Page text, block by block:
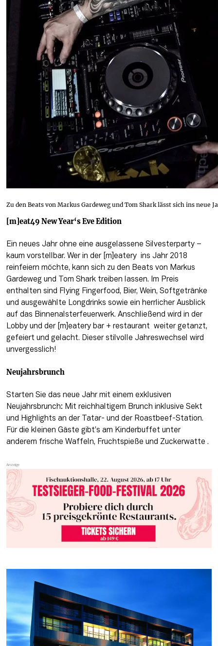
Zu den Beats von Markus Gardeweg und Tom Shark lässt sich ins neue
[m]eat49 New Year‘s Eve Edition
Ein neues Jahr ohne eine ausgelassene Silvesterparty –
kaum vorstellbar. Wer in der [m]eatery  ins Jahr 2018
reinfeiern möchte, kann sich zu den Beats von Markus
Gardeweg und Tom Shark treiben lassen. Im Preis
enthalten sind Flying Fingerfood, Bier, Wein, Softgetränke
und ausgewählte Longdrinks sowie ein herrlicher Ausblick
auf das Binnenalsterfeuerwerk. Anschließend wird in der
Lobby und der [m]eatery bar + restaurant  weiter getanzt,
gefeiert und gelacht. Dieser stilvolle Jahreswechsel wird
unvergesslich!
Neujahrsbrunch
Starten Sie das neue Jahr mit einem exklusiven
Neujahrsbrunch: Mit reichhaltigem Brunch inklusive Sekt
und Highlights an der Tatar- und der Roastbeef-Station.
Für die kleinen Gäste gibt’s am Kinderbuffet unter
anderem frische Waffeln, Fruchtspieße und Zuckerwatte .